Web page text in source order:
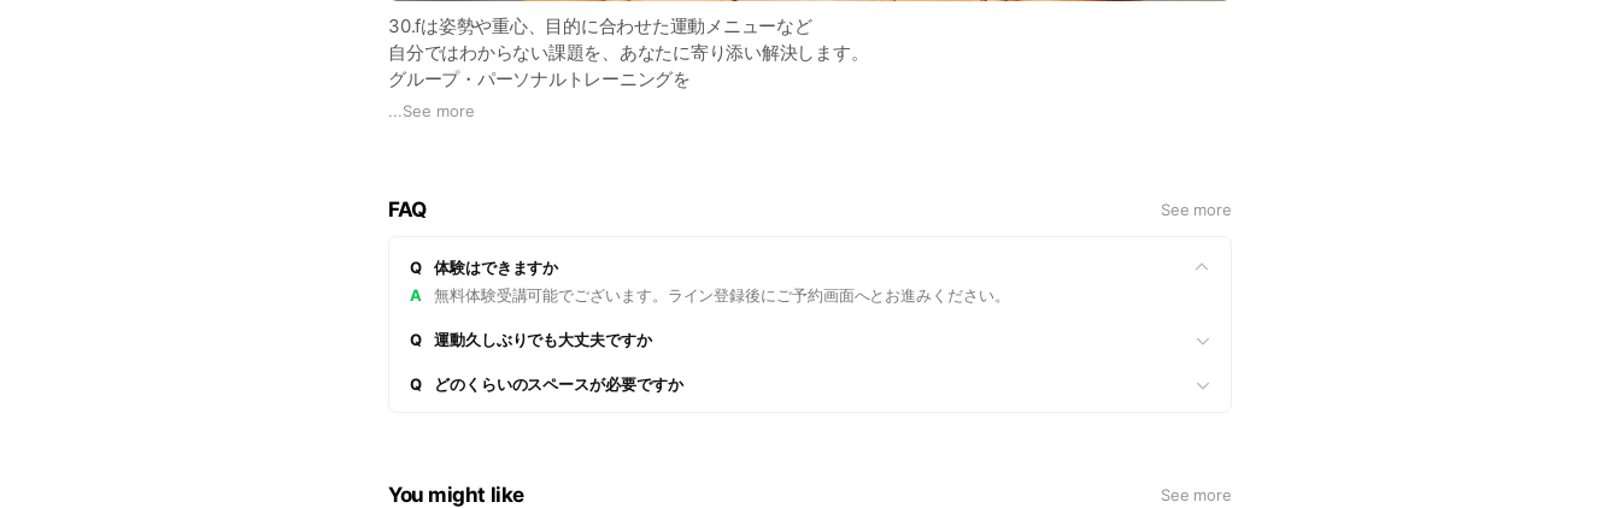
30.fは姿勢や重心、目的に合わせた運動メニューなど
自分ではわからない課題を、あなたに寄り添い解決します。
グループ・パーソナルトレーニングを
組み合わせたプログラム
経験豊富なトレーナーたちがあなたの悩みを解決します。
...See more
FAQ See more
Q
体験はできますか
A
無料体験受講可能でございます。ライン登録後にご予約画面へとお進みください。
Q 運動久しぶりでも大丈夫ですか
Q どのくらいのスペースが必要ですか
You might like See more